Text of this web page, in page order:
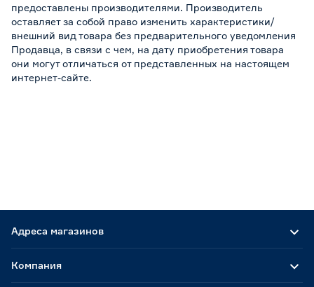
предоставлены производителями. Производитель
оставляет за собой право изменить характеристики/
внешний вид товара без предварительного уведомления
Продавца, в связи с чем, на дату приобретения товара
они могут отличаться от представленных на настоящем
интернет-сайте.
Адреса магазинов
Компания